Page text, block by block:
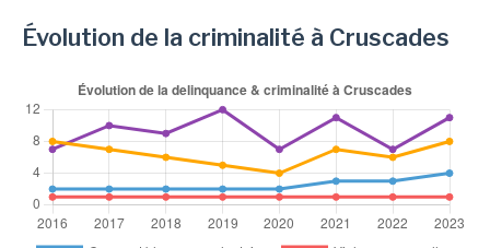
Évolution de la criminalité à Cruscades